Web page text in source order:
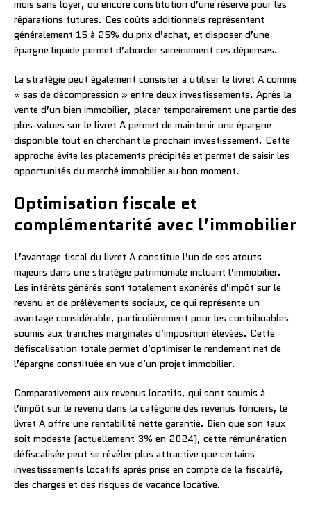
mois sans loyer, ou encore constitution d’une réserve pour les
réparations futures. Ces coûts additionnels représentent
généralement 15 à 25% du prix d’achat, et disposer d’une
épargne liquide permet d’aborder sereinement ces dépenses.
La stratégie peut également consister à utiliser le livret A comme
« sas de décompression » entre deux investissements. Après la
vente d’un bien immobilier, placer temporairement une partie des
plus-values sur le livret A permet de maintenir une épargne
disponible tout en cherchant le prochain investissement. Cette
approche évite les placements précipités et permet de saisir les
opportunités du marché immobilier au bon moment.
Optimisation fiscale et
complémentarité avec l’immobilier
L’avantage fiscal du livret A constitue l’un de ses atouts
majeurs dans une stratégie patrimoniale incluant l’immobilier.
Les intérêts générés sont totalement exonérés d’impôt sur le
revenu et de prélèvements sociaux, ce qui représente un
avantage considérable, particulièrement pour les contribuables
soumis aux tranches marginales d’imposition élevées. Cette
défiscalisation totale permet d’optimiser le rendement net de
l’épargne constituée en vue d’un projet immobilier.
Comparativement aux revenus locatifs, qui sont soumis à
l’impôt sur le revenu dans la catégorie des revenus fonciers, le
livret A offre une rentabilité nette garantie. Bien que son taux
soit modeste (actuellement 3% en 2024), cette rémunération
défiscalisée peut se révéler plus attractive que certains
investissements locatifs après prise en compte de la fiscalité,
des charges et des risques de vacance locative.